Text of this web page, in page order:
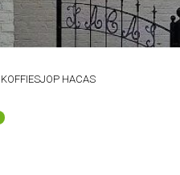
KOFFIESJOP HACAS